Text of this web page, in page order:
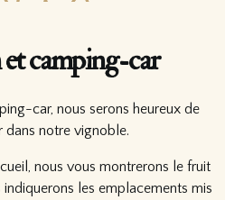
camping-car
car, nous serons heureux de
dans notre vignoble.
nous vous montrerons le fruit
les emplacements mis